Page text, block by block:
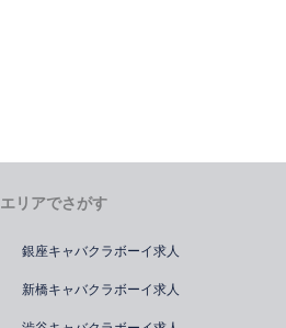
エリアでさがす
銀座キャバクラボーイ求人
新橋キャバクラボーイ求人